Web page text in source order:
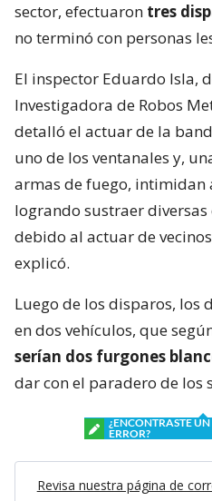
sector, efectuaron tres
no terminó con personas
El inspector Eduardo Isla,
Investigadora de Robos
detalló el actuar de la
uno de los ventanales y,
armas de fuego, intimidan
logrando sustraer diversas
debido al actuar de
explicó.
Luego de los disparos, los
en dos vehículos, que
serían dos furgones
dar con el paradero de los
¿ENCONTRASTE UN
ERROR?
Revisa nuestra página de